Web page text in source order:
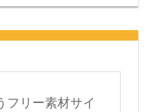
フリー素材サイ